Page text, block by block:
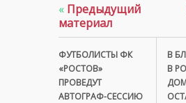
« Предыдущий
материал
ФУТБОЛИСТЫ ФК
«РОСТОВ»
ПРОВЕДУТ
АВТОГРАФ-СЕССИЮ
В
В